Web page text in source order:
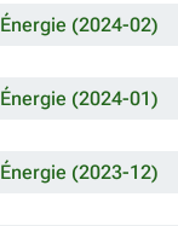
Énergie (2024-02)
Énergie (2024-01)
Énergie (2023-12)